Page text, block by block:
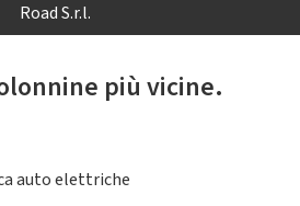
Road S.r.l.
più vicine.
auto elettriche